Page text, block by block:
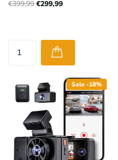
€399,99 €299,99
Sale -18%